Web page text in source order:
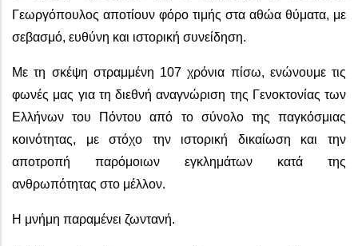
Γεωργόπουλος αποτίουν φόρο τιμής στα αθώα θύματα, με
σεβασμό, ευθύνη και ιστορική συνείδηση.
Με τη σκέψη στραμμένη 107 χρόνια πίσω, ενώνουμε τις
φωνές μας για τη διεθνή αναγνώριση της Γενοκτονίας των
Ελλήνων του Πόντου από το σύνολο της παγκόσμιας
κοινότητας, με στόχο την ιστορική δικαίωση και την
αποτροπή παρόμοιων εγκλημάτων κατά της
ανθρωπότητας στο μέλλον.
Η μνήμη παραμένει ζωντανή.